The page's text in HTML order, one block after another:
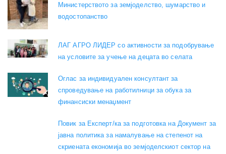
Министерството за земјоделство, шумарство и
водостопанство
ЛАГ АГРО ЛИДЕР со активности за подобрување
на условите за учење на децата во селата
Оглас за индивидуален консултант за
спроведување на работилници за обука за
финансиски менаџмент
Повик за Експерт/ка за подготовка на Документ за
јавна политика за намалување на степенот на
скриената економија во земјоделскиот сектор на